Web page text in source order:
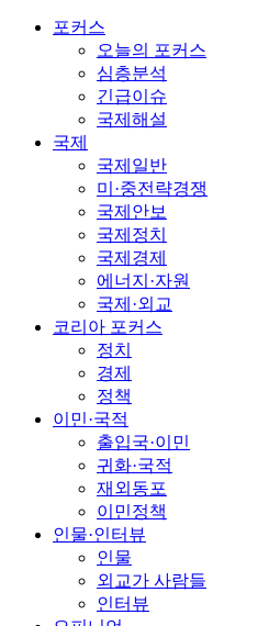
포커스
오늘의 포커스
심층분석
긴급이슈
국제해설
국제
국제일반
미·중전략경쟁
국제안보
국제정치
국제경제
에너지·자원
국제·외교
코리아 포커스
정치
경제
정책
이민·국적
출입국·이민
귀화·국적
재외동포
이민정책
인물·인터뷰
인물
외교가 사람들
인터뷰